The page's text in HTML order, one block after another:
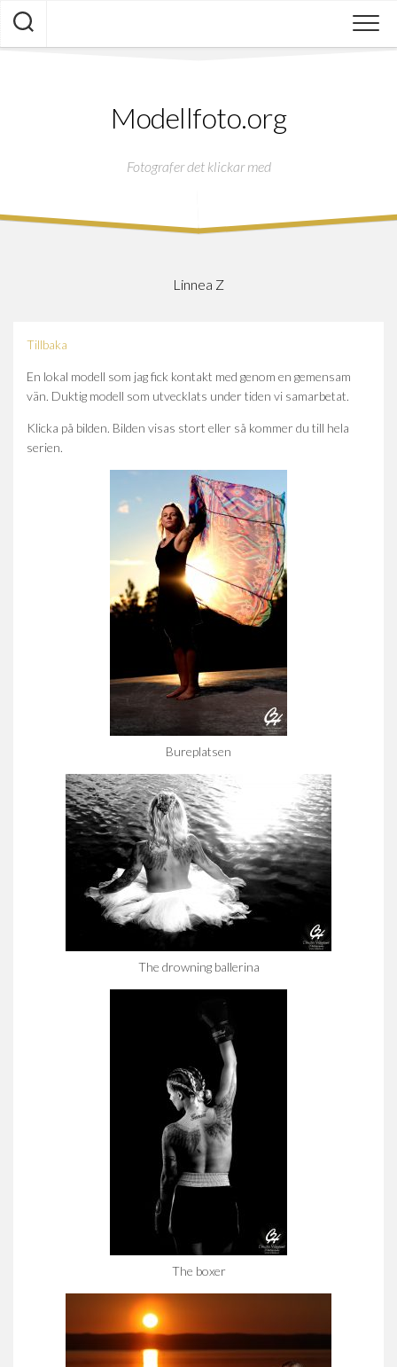
Skip
content
Modellfoto.org
Fotografer det klickar med
Linnea Z
Tillbaka
En lokal modell som jag fick kontakt med genom en gemensam
vän. Duktig modell som utvecklats under tiden vi samarbetat.
Klicka på bilden. Bilden visas stort eller så kommer du till hela
serien.
Bureplatsen
The drowning ballerina
The boxer